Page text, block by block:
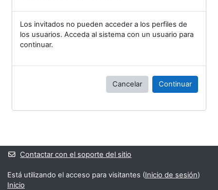
Los invitados no pueden acceder a los perfiles de
los usuarios. Acceda al sistema con un usuario para
continuar.
Cancelar Continuar
Bloques suplementarios
Contactar con el soporte del sitio
Está utilizando el acceso para visitantes (Inicio de sesión)
Inicio